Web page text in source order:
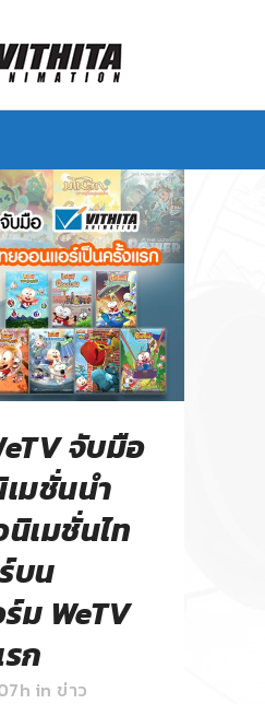
จับมือ
มชั่นนำ
เมชั่นไท
บน
ม WeTV
ก
in ข่าว